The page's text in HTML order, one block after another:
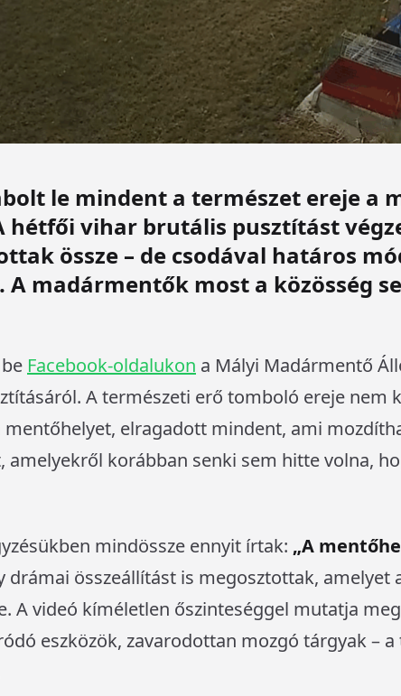
le mindent a természet ereje a
hétfői vihar brutális pusztítást
össze – de csodával határos
madármentők most a közösség
Facebook-oldalukon a Mályi Madármentő
A természeti erő tomboló ereje nem
elragadott mindent, ami
korábban senki sem hitte volna,
mindössze ennyit írtak: „A
drámai összeállítást is megosztottak, amelyet
A videó kíméletlen őszinteséggel mutatja
eszközök, zavarodottan mozgó tárgyak –